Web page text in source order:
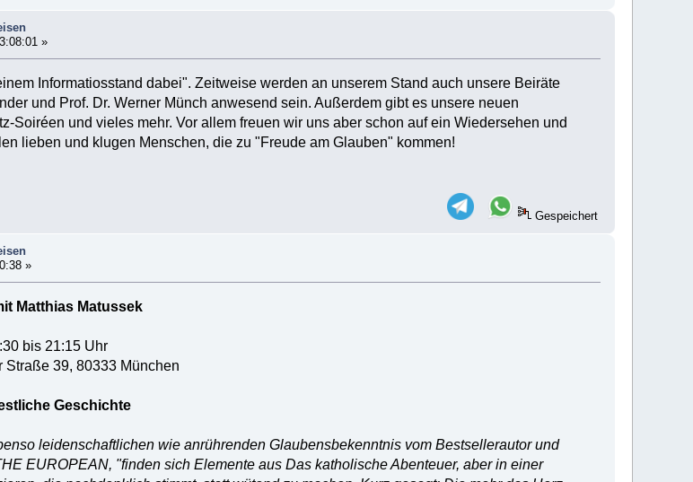
»
Informatiosstand dabei". Zeitweise werden an unserem Stand auch unsere Beiräte
und Prof. Dr. Werner Münch anwesend sein. Außerdem gibt es unsere neuen
Soiréen und vieles mehr. Vor allem freuen wir uns aber schon auf ein Wiedersehen und
lieben und klugen Menschen, die zu "Freude am Glauben" kommen!
Gespeichert
»
Matthias Matussek
bis 21:15 Uhr
39, 80333 München
Geschichte
leidenschaftlichen wie anrührenden Glaubensbekenntnis vom Bestsellerautor und
EUROPEAN, "finden sich Elemente aus Das katholische Abenteuer, aber in einer